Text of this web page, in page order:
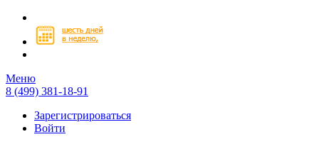
Перейти к основному содержанию
Меню
8 (499) 381-18-91
Зарегистрироваться
Войти